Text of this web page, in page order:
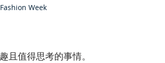
Week
且值得思考的事情。